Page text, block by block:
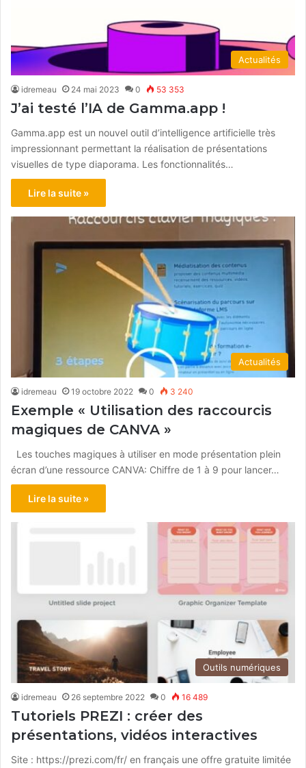
Actualités
idremeau 24 mai 2023 0 53 353
J’ai testé l’IA de Gamma.app !
Gamma.app est un nouvel outil d’intelligence artificielle très
impressionnant permettant la réalisation de présentations
visuelles de type diaporama. Les fonctionnalités…
Lire la suite »
Actualités
idremeau 19 octobre 2022 0 3 240
Exemple « Utilisation des raccourcis
magiques de CANVA »
Les touches magiques à utiliser en mode présentation plein
écran d’une ressource CANVA: Chiffre de 1 à 9 pour lancer…
Lire la suite »
Outils numériques
idremeau 26 septembre 2022 0 16 489
Tutoriels PREZI : créer des
présentations, vidéos interactives
Site : https://prezi.com/fr/ en français une offre gratuite limitée